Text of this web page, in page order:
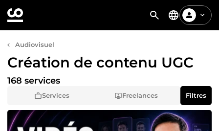
Audiovisuel
Création de contenu UGC
Services Freelances
168 services
Filtres